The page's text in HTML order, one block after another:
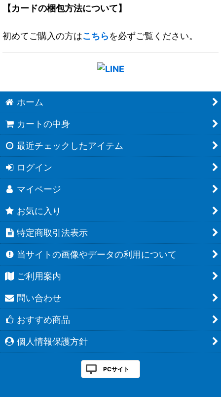
【カードの梱包方法について】
初めてご購入の方はこちらを必ずご覧ください。
ホーム
カートの中身
最近チェックしたアイテム
ログイン
マイページ
お気に入り
特定商取引法表示
当サイトの画像やデータの利用について
ご利用案内
問い合わせ
おすすめ商品
個人情報保護方針
PCサイト